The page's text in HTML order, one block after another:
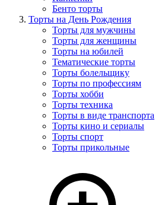
Бенто торты
Торты на День Рождения
Торты для мужчины
Торты для женщины
Торты на юбилей
Тематические торты
Торты болельщику
Торты по профессиям
Торты хобби
Торты техника
Торты в виде транспорта
Торты кино и сериалы
Торты спорт
Торты прикольные